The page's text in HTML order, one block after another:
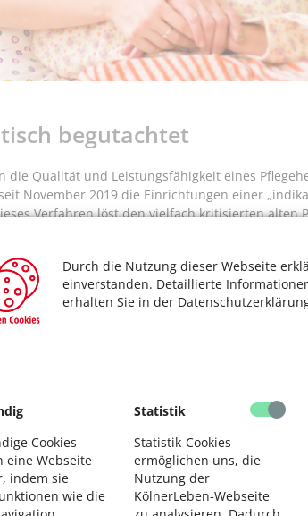
Durch die Nutzung dieser Webseite
einverstanden. Detaillierte
erhalten Sie in der
Cookies
eine Webseite
indem sie
wie die
Statistik
Statistik-Cookies
ermöglichen uns, die
Nutzung der
KölnerLeben-Webseite
begutachtet
die Qualität und Leistungsfähigkeit eines
November 2019 die Einrichtungen einer
Verfahren löst den vielfach kritisierten alten
gut bewertet wurden. Im Mittelpunkt der neuen
hat. Dabei erfasst das Pflegeheim
die angewendeten Maßnahmen erzielt
und Pflegekassen und veröffentlicht seine
erwartet.
auf der